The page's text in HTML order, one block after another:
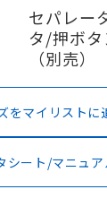
セパレー
タ/押ボ
（別売）
をマイリストに
シート/マニュア